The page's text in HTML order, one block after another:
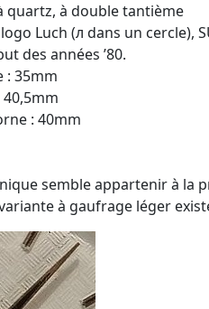
quartz, à double tantième
Luch (л dans un cercle),
des années ’80.
: 35mm
: 40mm
semble appartenir à la
à gaufrage léger